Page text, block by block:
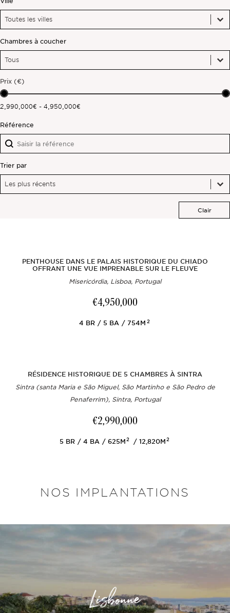
Ville
Ville
Ville
Chambres à coucher
Chambres à coucher
Chambres à coucher
Chambres à coucher
Prix (€)
Prix (€)
2,990,000€ - 4,950,000€
Référence
Référence
Référence
Trier par
Trier par
Trier par
Les plus récents
Trier par
Clair
PENTHOUSE DANS LE PALAIS HISTORIQUE DU CHIADO
OFFRANT UNE VUE IMPRENABLE SUR LE FLEUVE
Misericórdia, Lisboa, Portugal
€4,950,000
4 BR 5 BA 754M2
RÉSIDENCE HISTORIQUE DE 5 CHAMBRES À SINTRA
Sintra (santa Maria e São Miguel, São Martinho e São Pedro de
Penaferrim), Sintra, Portugal
€2,990,000
5 BR 4 BA 625M2 12,820M2
NOS IMPLANTATIONS
Lisbonne
Hors marché
Toutes les propriétés